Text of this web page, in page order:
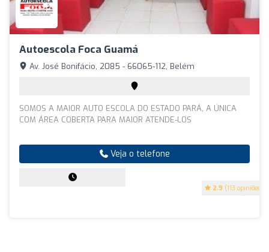
Autoescola Foca Guamá
2.9 (113 opiniões)
Av. José Bonifácio, 2085 - 66065-112, Belém
SOMOS A MAIOR AUTO ESCOLA DO ESTADO PARÁ, A ÚNICA
COM ÁREA COBERTA PARA MAIOR ATENDE-LOS
Veja o telefone